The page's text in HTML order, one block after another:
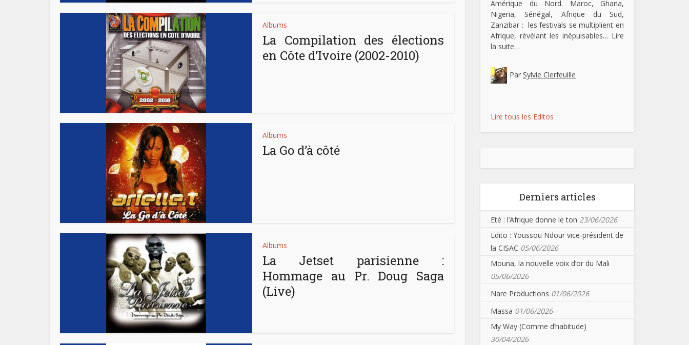
Albums
La Compilation des élections
en Côte d’Ivoire (2002-2010)
Albums
La Go d’à côté
Albums
La Jetset parisienne :
Hommage au Pr. Doug Saga
(Live)
Amérique du Nord. Maroc, Ghana,
Nigeria, Sénégal, Afrique du Sud,
Zanzibar : les festivals se multiplient en
Afrique, révélant les inépuisables… Lire
la suite…
Par Sylvie Clerfeuille
Lire tous les Editos
Derniers articles
Eté : l’Afrique donne le ton 23/06/2026
Edito : Youssou Ndour vice-président de
la CISAC 05/06/2026
Mouna, la nouvelle voix d’or du Mali
05/06/2026
Nare Productions 01/06/2026
Massa 01/06/2026
My Way (Comme d’habitude)
30/04/2026